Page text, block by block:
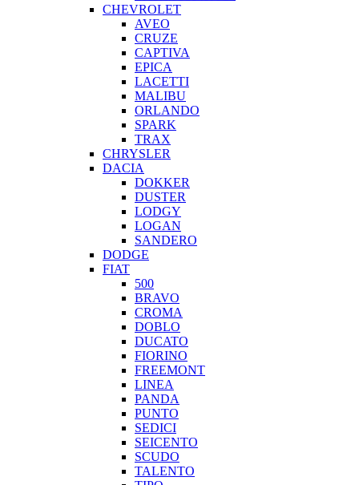
CHEVROLET
AVEO
CRUZE
CAPTIVA
EPICA
LACETTI
MALIBU
ORLANDO
SPARK
TRAX
CHRYSLER
DACIA
DOKKER
DUSTER
LODGY
LOGAN
SANDERO
DODGE
FIAT
500
BRAVO
CROMA
DOBLO
DUCATO
FIORINO
FREEMONT
LINEA
PANDA
PUNTO
SEDICI
SEICENTO
SCUDO
TALENTO